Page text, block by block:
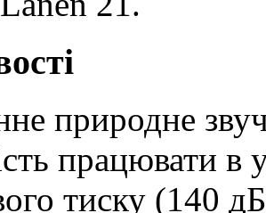
природне
працювати в
тиску (140